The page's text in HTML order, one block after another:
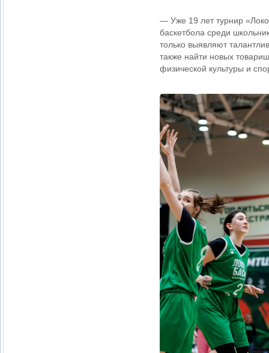
— Уже 19 лет турнир
баскетбола среди
только выявляют
также найти новых
физической культуры и